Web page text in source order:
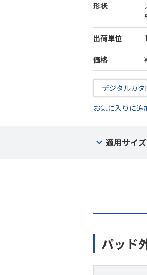
形状
出荷単位
価格
デジタルカタ
お気に入りに追
適用サイズ
パッド